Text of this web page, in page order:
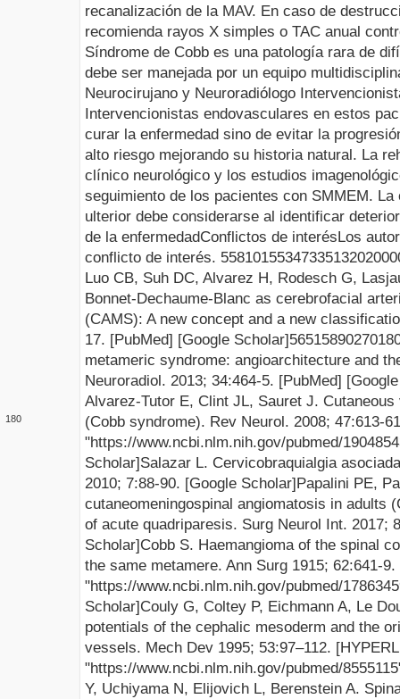
recanalización de la MAV. En caso de
recomienda rayos X simples o TAC anual
Síndrome de Cobb es una patología rara de
debe ser manejada por un equipo
Neurocirujano y Neuroradiólogo
Intervencionistas endovasculares en estos
curar la enfermedad sino de evitar la
alto riesgo mejorando su historia natural. La
clínico neurológico y los estudios
seguimiento de los pacientes con SMMEM.
ulterior debe considerarse al identificar
de la enfermedadConflictos de interésLos autor
conflicto de interés. 558101553473351320
Luo CB, Suh DC, Alvarez H, Rodesch G,
Bonnet-Dechaume-Blanc as cerebrofacial
(CAMS): A new concept and a new
17. [PubMed] [Google Scholar]56515890270
1 80
metameric syndrome: angioarchitecture and
Neuroradiol. 2013; 34:464-5. [PubMed] [
Alvarez-Tutor E, Clint JL, Sauret J. Cutaneous
(Cobb syndrome). Rev Neurol. 2008; 47:613-
"https://www.ncbi.nlm.nih.gov/pubmed/
Scholar]Salazar L. Cervicobraquialgia
2010; 7:88-90. [Google Scholar]Papalini PE,
cutaneomeningospinal angiomatosis in adults
of acute quadriparesis. Surg Neurol Int. 2017;
Scholar]Cobb S. Haemangioma of the spinal
the same metamere. Ann Surg 1915; 62:641-9.
"https://www.ncbi.nlm.nih.gov/pubmed/
Scholar]Couly G, Coltey P, Eichmann A, Le
potentials of the cephalic mesoderm and the
vessels. Mech Dev 1995; 53:97–112. [
"https://www.ncbi.nlm.nih.gov/pubmed/
Y, Uchiyama N, Elijovich L, Berenstein A.